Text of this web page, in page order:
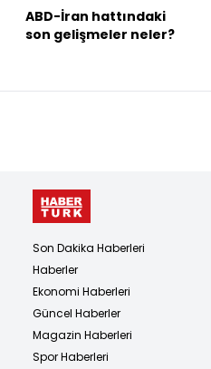
ABD-İran hattındaki
son gelişmeler neler?
Son Dakika Haberleri
Haberler
Ekonomi Haberleri
Güncel Haberler
Magazin Haberleri
Spor Haberleri